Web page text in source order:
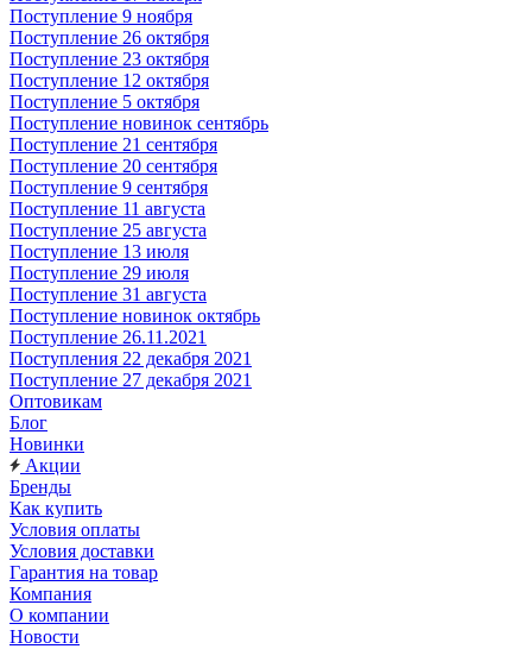
Поступление 9 ноября
Поступление 26 октября
Поступление 23 октября
Поступление 12 октября
Поступление 5 октября
Поступление новинок сентябрь
Поступление 21 сентября
Поступление 20 сентября
Поступление 9 сентября
Поступление 11 августа
Поступление 25 августа
Поступление 13 июля
Поступление 29 июля
Поступление 31 августа
Поступление новинок октябрь
Поступление 26.11.2021
Поступления 22 декабря 2021
Поступление 27 декабря 2021
Оптовикам
Блог
Новинки
Акции
Бренды
Как купить
Условия оплаты
Условия доставки
Гарантия на товар
Компания
О компании
Новости